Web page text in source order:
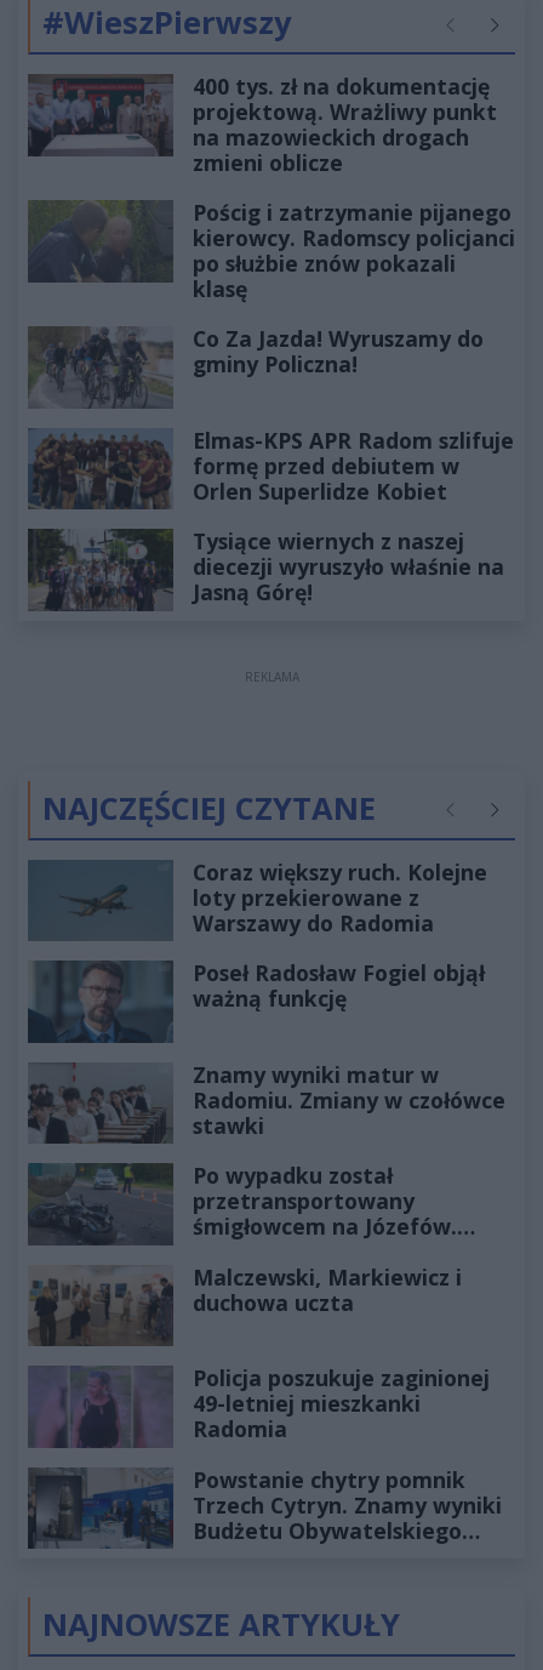
#WieszPierwszy Poprzednie
400 tys. zł na dokumentację
projektową. Wrażliwy punkt
na mazowieckich drogach
zmieni oblicze
Pościg i zatrzymanie pijanego
kierowcy. Radomscy policjanci
po służbie znów pokazali
klasę
Co Za Jazda! Wyruszamy do
gminy Policzna!
Elmas-KPS APR Radom szlifuje
formę przed debiutem w
Orlen Superlidze Kobiet
Tysiące wiernych z naszej
diecezji wyruszyło właśnie na
Jasną Górę!
REKLAMA
NAJCZĘŚCIEJ CZYTANE Poprzednie
Coraz większy ruch. Kolejne
loty przekierowane z
Warszawy do Radomia
Poseł Radosław Fogiel objął
ważną funkcję
Znamy wyniki matur w
Radomiu. Zmiany w czołówce
stawki
Po wypadku został
przetransportowany
śmigłowcem na Józefów.
Malczewski, Markiewicz i
duchowa uczta
Policja poszukuje zaginionej
49-letniej mieszkanki
Radomia
Powstanie chytry pomnik
Trzech Cytryn. Znamy wyniki
Budżetu Obywatelskiego
NAJNOWSZE ARTYKUŁY